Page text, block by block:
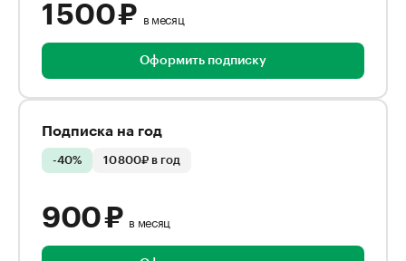
1 500 ₽ в месяц
Оформить подписку
Подписка на год
-40% 10 800₽ в год
900 ₽ в месяц